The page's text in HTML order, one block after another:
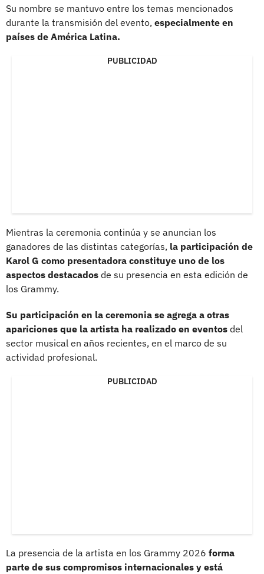
Su nombre se mantuvo entre los temas mencionados
durante la transmisión del evento, especialmente en
países de América Latina.
PUBLICIDAD
Mientras la ceremonia continúa y se anuncian los
ganadores de las distintas categorías, la participación de
Karol G como presentadora constituye uno de los
aspectos destacados de su presencia en esta edición de
los Grammy.
Su participación en la ceremonia se agrega a otras
apariciones que la artista ha realizado en eventos del
sector musical en años recientes, en el marco de su
actividad profesional.
PUBLICIDAD
La presencia de la artista en los Grammy 2026 forma
parte de sus compromisos internacionales y está